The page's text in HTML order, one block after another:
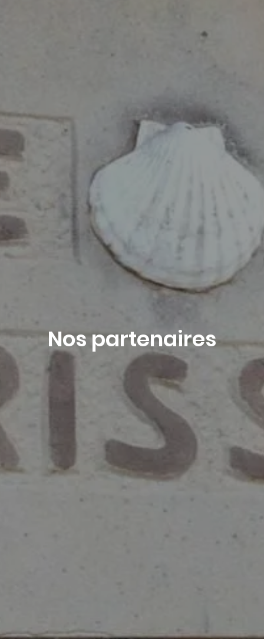
Nos partenaires